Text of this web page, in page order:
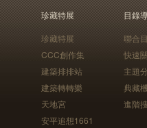
珍藏特展
珍藏特展
CCC創作集
建築排排站
建築轉轉樂
天地宮
安平追想1661
目錄
聯合
快速
主題
典藏
進階